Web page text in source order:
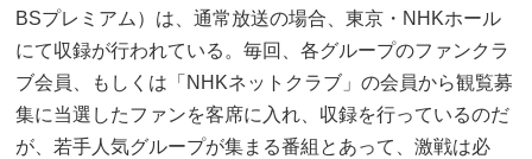
BSプレミアム）は、通常放送の場合、東京・NHKホール
にて収録が行われている。毎回、各グループのファンクラ
ブ会員、もしくは「NHKネットクラブ」の会員から観覧募
集に当選したファンを客席に入れ、収録を行っているのだ
が、若手人気グループが集まる番組とあって、激戦は必